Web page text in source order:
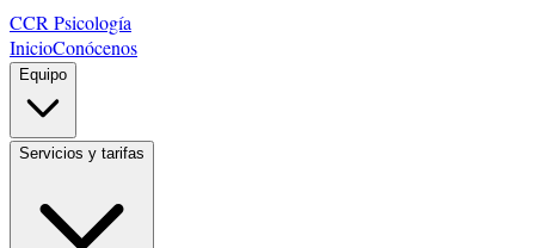
CCR Psicología
InicioConócenos
Equipo
Servicios y tarifas